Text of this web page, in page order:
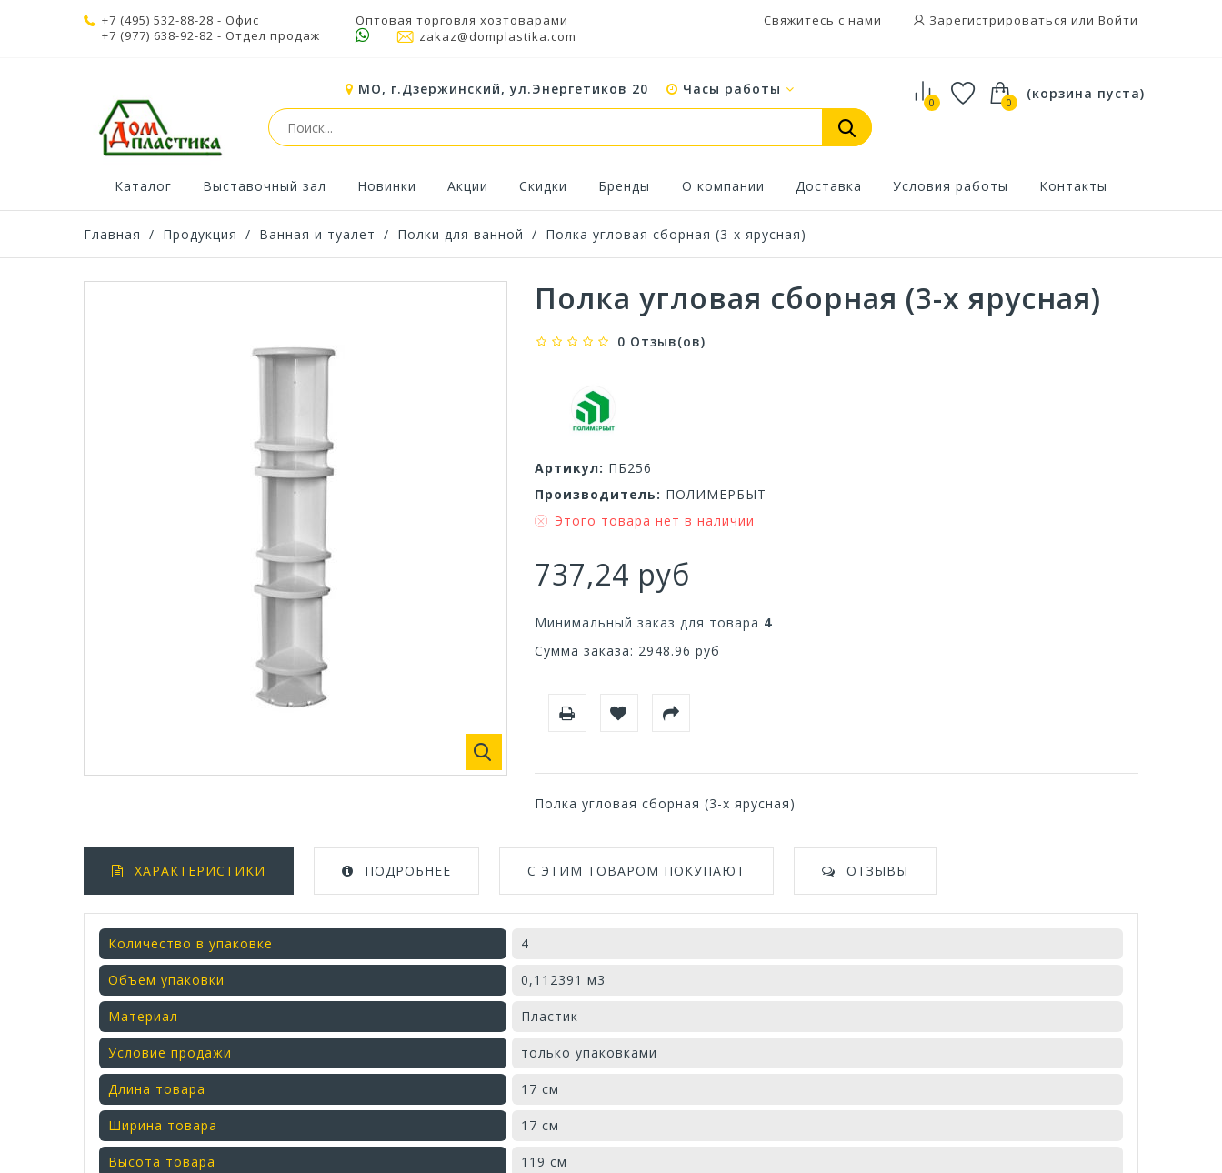
Свяжитесь с нами Зарегистрироваться или Войти
+7 (495) 532-88-28 - Офис
+7 (977) 638-92-82 - Отдел продаж
Оптовая торговля хозтоварами
zakaz@domplastika.com
0
(корзина пуста)
0
МО, г.Дзержинский, ул.Энергетиков 20 Часы работы
Каталог Выставочный зал Новинки Акции Скидки Бренды О компании Доставка Условия работы Контакты
Главная / Продукция / Ванная и туалет / Полки для ванной / Полка угловая сборная (3-х ярусная)
Полка угловая сборная (3-х ярусная)
0 Отзыв(ов)
Артикул: ПБ256
Производитель: ПОЛИМЕРБЫТ
Этого товара нет в наличии
737,24 руб
Минимальный заказ для товара 4
Сумма заказа: 2948.96 руб
Полка угловая сборная (3-х ярусная)
ХАРАКТЕРИСТИКИ ПОДРОБНЕЕ С ЭТИМ ТОВАРОМ ПОКУПАЮТ ОТЗЫВЫ
Количество в упаковке 4
Объем упаковки 0,112391 м3
Материал Пластик
Условие продажи только упаковками
Длина товара 17 см
Ширина товара 17 см
Высота товара 119 см